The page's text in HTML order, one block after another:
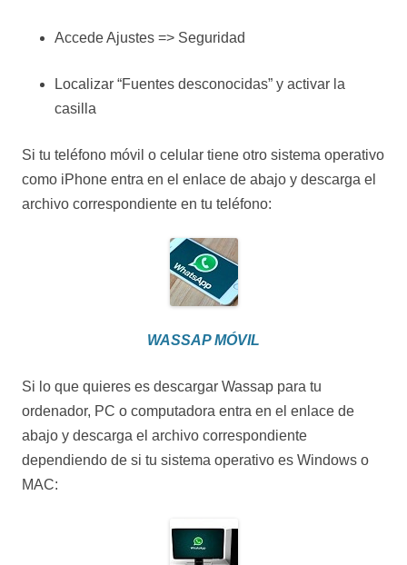
Accede Ajustes => Seguridad
Localizar “Fuentes desconocidas” y activar la
casilla
Si tu teléfono móvil o celular tiene otro sistema operativo
como iPhone entra en el enlace de abajo y descarga el
archivo correspondiente en tu teléfono:
WASSAP MÓVIL
Si lo que quieres es descargar Wassap para tu
ordenador, PC o computadora entra en el enlace de
abajo y descarga el archivo correspondiente
dependiendo de si tu sistema operativo es Windows o
MAC: